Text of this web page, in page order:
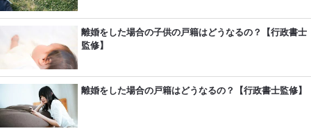
離婚をした場合の子供の戸籍はどうなるの？【行政書士
監修】
離婚をした場合の戸籍はどうなるの？【行政書士監修】